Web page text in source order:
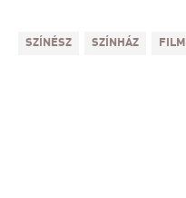
SZÍNÉSZ SZÍNHÁZ